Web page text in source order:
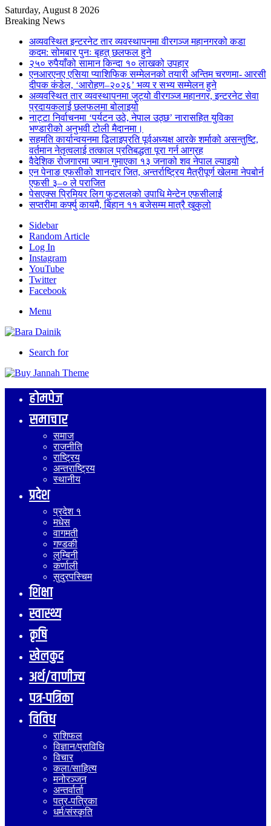
Saturday, August 8 2026
Breaking News
अव्यवस्थित इन्टरनेट तार व्यवस्थापनमा वीरगञ्ज महानगरको कडा
कदम: सोमबार पुनः बृहत् छलफल हुने
२५० रुपैयाँको सामान किन्दा १० लाखको उपहार
एनआरएनए एसिया प्याशिफिक सम्मेलनको तयारी अन्तिम चरणमा- आरसी
दीपक कंडेल, ‘आरोहण–२०२६’ भव्य र सभ्य सम्मेलन हुने
अव्यवस्थित तार व्यवस्थापनमा जुट्यो वीरगञ्ज महानगर, इन्टरनेट सेवा
प्रदायकलाई छलफलमा बोलाइयो
नाट्टा निर्वाचनमा ‘पर्यटन उठे, नेपाल उठ्छ’ नारासहित युविका
भण्डारीको अनुभवी टोली मैदानमा।
सहमति कार्यान्वयनमा ढिलाइप्रति पूर्वअध्यक्ष आरके शर्माको असन्तुष्टि,
वर्तमान नेतृत्वलाई तत्काल प्रतिबद्धता पूरा गर्न आग्रह
वैदेशिक रोजगारमा ज्यान गुमाएका १३ जनाको शव नेपाल ल्याइयो
एन पेनाङ एफसीको शानदार जित, अन्तर्राष्ट्रिय मैत्रीपूर्ण खेलमा नेपबोर्न
एफसी ३–० ले पराजित
पेसएक्स प्रिमियर लिग फुटसलको उपाधि मेन्टेन एफसीलाई
सप्तरीमा कर्फ्यु कायमै, बिहान ११ बजेसम्म मात्रै खुकुलो
Sidebar
Random Article
Log In
Instagram
YouTube
Twitter
Facebook
Menu
Search for
होमपेज
समाचार
समाज
राजनीति
राष्ट्रिय
अन्तराष्ट्रिय
स्थानीय
प्रदेश
प्रदेश १
मधेस
वागमती
गण्डकी
लुम्बिनी
कर्णाली
सुदुरपस्चिम
शिक्षा
स्वास्थ्य
कृषि
खेलकुद
अर्थ/वाणीज्य
पत्र-पत्रिका
विविध
राशिफल
विज्ञान/प्राविधि
विचार
कला/साहित्य
मनोरञ्जन
अन्तर्वार्ता
पत्र-पत्रिका
धर्म/संस्कृति